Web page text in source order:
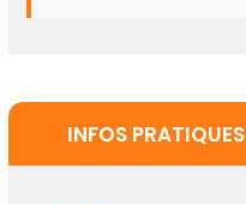
INFOS PRATIQUES